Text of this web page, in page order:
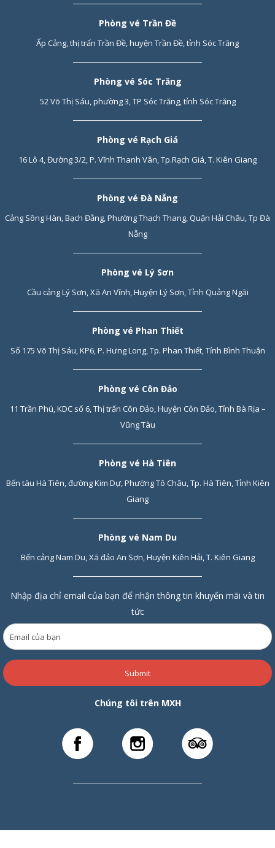
Phòng vé Trần Đề
Ấp Cảng, thị trấn Trần Đề, huyện Trần Đề, tỉnh Sóc Trăng
Phòng vé Sóc Trăng
52 Võ Thị Sáu, phường 3, TP Sóc Trăng, tỉnh Sóc Trăng
Phòng vé Rạch Giá
16 Lô 4, Đường 3/2, P. Vĩnh Thanh Vân, Tp.Rạch Giá, T. Kiên Giang
Phòng vé Đà Nẵng
Cảng Sông Hàn, Bạch Đằng, Phường Thạch Thang, Quận Hải Châu, Tp Đà
Nẵng
Phòng vé Lý Sơn
Cầu cảng Lý Sơn, Xã An Vĩnh, Huyện Lý Sơn, Tỉnh Quảng Ngãi
Phòng vé Phan Thiết
Số 175 Võ Thị Sáu, KP6, P. Hưng Long, Tp. Phan Thiết, Tỉnh Bình Thuận
Phòng vé Côn Đảo
11 Trần Phú, KDC số 6, Thị trấn Côn Đảo, Huyện Côn Đảo, Tỉnh Bà Rịa –
Vũng Tàu
Phòng vé Hà Tiên
Bến tàu Hà Tiên, đường Kim Dự, Phường Tô Châu, Tp. Hà Tiên, Tỉnh Kiên
Giang
Phòng vé Nam Du
Bến cảng Nam Du, Xã đảo An Sơn, Huyện Kiên Hải, T. Kiên Giang
Nhập địa chỉ email của bạn để nhận thông tin khuyến mãi và tin
tức
Submit
Chúng tôi trên MXH